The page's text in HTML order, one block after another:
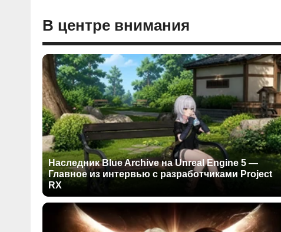
В центре внимания
Наследник Blue Archive на Unreal Engine 5 —
Главное из интервью с разработчиками Project
RX